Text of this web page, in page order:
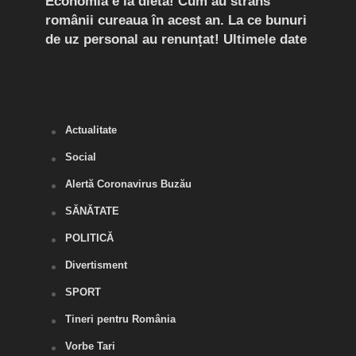
românii cureaua în acest an. La ce bunuri
de uz personal au renunțat! Ultimele date
Actualitate
Social
Alertă Coronavirus Buzău
SĂNĂTATE
POLITICĂ
Divertisment
SPORT
Tineri pentru România
Vorbe Tari